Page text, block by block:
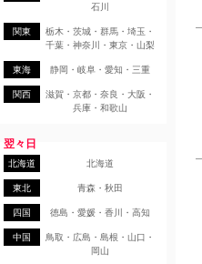
石川
関東
栃木・茨城・群馬・埼玉・
千葉・神奈川・東京・山梨
東海 静岡・岐阜・愛知・三重
関西
滋賀・京都・奈良・大阪・
兵庫・和歌山
翌々日
北海道 北海道
東北 青森・秋田
四国 徳島・愛媛・香川・高知
中国
鳥取・広島・島根・山口・
岡山